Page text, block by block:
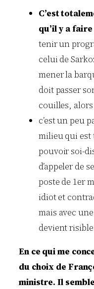
C’est
qu’il y a faire
tenir un
celui de
mener la
doit passer
couilles, alors
c’est un peu
milieu qui
pouvoir soi-
d’appeler de
poste de 1er
idiot et
mais avec
devient
En ce qui me
du choix de
ministre. Il